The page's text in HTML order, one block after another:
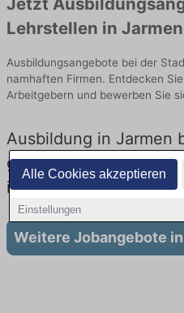
Alle Cookies akzeptieren
Einstellungen
Lehrstellen in
Ausbildungsangebote bei der
namhaften Firmen. Entdecken
Arbeitgebern und bewerben Sie
Ausbildung in Jarmen
gibt es keine
in Jarmen
Weitere Jobangebote